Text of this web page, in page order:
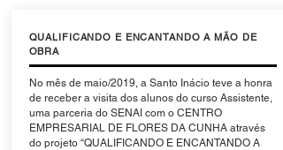
QUALIFICANDO E ENCANTANDO A MÃO DE
OBRA
No mês de maio/2019, a Santo Inácio teve a honra
de receber a visita dos alunos do curso Assistente,
uma parceria do SENAI com o CENTRO
EMPRESARIAL DE FLORES DA CUNHA através
do projeto “QUALIFICANDO E ENCANTANDO A